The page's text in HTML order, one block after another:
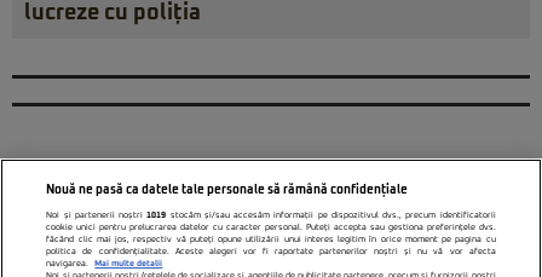
lucreze cu poliția
Nouă ne pasă ca datele tale personale să rămână confidențiale
Noi și partenerii noștri1019 stocăm și/sau accesăm informații pe dispozitivul dvs., precum identificatorii
cookie unici pentru prelucrarea datelor cu caracter personal. Puteți accepta sau gestiona preferințele dvs.
făcând clic mai jos, respectiv vă puteți opune utilizării unui interes legitim în orice moment pe pagina cu
politica de confidențialitate. Aceste alegeri vor fi raportate partenerilor noștri și nu vă vor afecta
navigarea.
Mai multe detalii